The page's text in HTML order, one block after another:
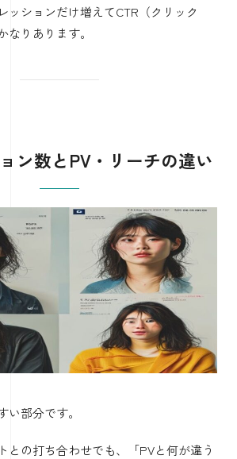
ッションだけ増えてCTR（クリック
なりあります。
ン数とPV・リーチの違い
い部分です。
との打ち合わせでも、「PVと何が違う